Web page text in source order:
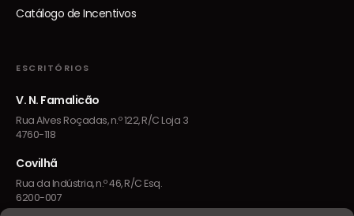
Catálogo de Incentivos
ESCRITÓRIOS
V. N. Famalicão
Rua Alves Roçadas, n.º 122, R/C Loja 3
4760-118
Covilhã
Rua da Indústria, n.º 46, R/C Esq.
6200-007